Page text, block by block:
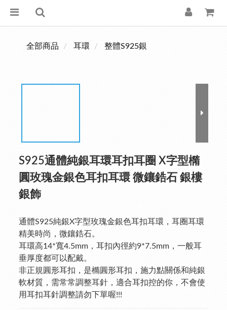
全部商品 耳環 整體S925銀
S925通體純銀耳環耳扣耳圈 X字型橢
圓玫瑰金銀色耳扣耳環 微鑲鋯石 銀樓
銀飾
通體S925純銀X字型玫瑰金銀色耳扣耳環，耳圈耳環
精美時尚，微鑲鋯石。
耳環高14*寬4.5mm，耳扣內徑約9*7.5mm，一般耳
垂厚度都可以配戴。
非正規圓形耳扣，是橢圓形耳扣，施力點關係和純銀
軟材質，需常常調整耳針，適合耳扣控的你，不會使
用耳扣耳針調整請勿下單喔!!!